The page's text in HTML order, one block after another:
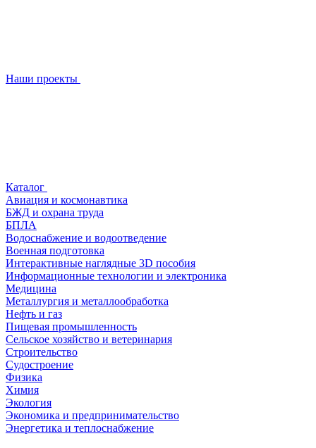
Наши проекты
Каталог
Авиация и космонавтика
БЖД и охрана труда
БПЛА
Водоснабжение и водоотведение
Военная подготовка
Интерактивные наглядные 3D пособия
Информационные технологии и электроника
Медицина
Металлургия и металлообработка
Нефть и газ
Пищевая промышленность
Сельское хозяйство и ветеринария
Строительство
Судостроение
Физика
Химия
Экология
Экономика и предпринимательство
Энергетика и теплоснабжение